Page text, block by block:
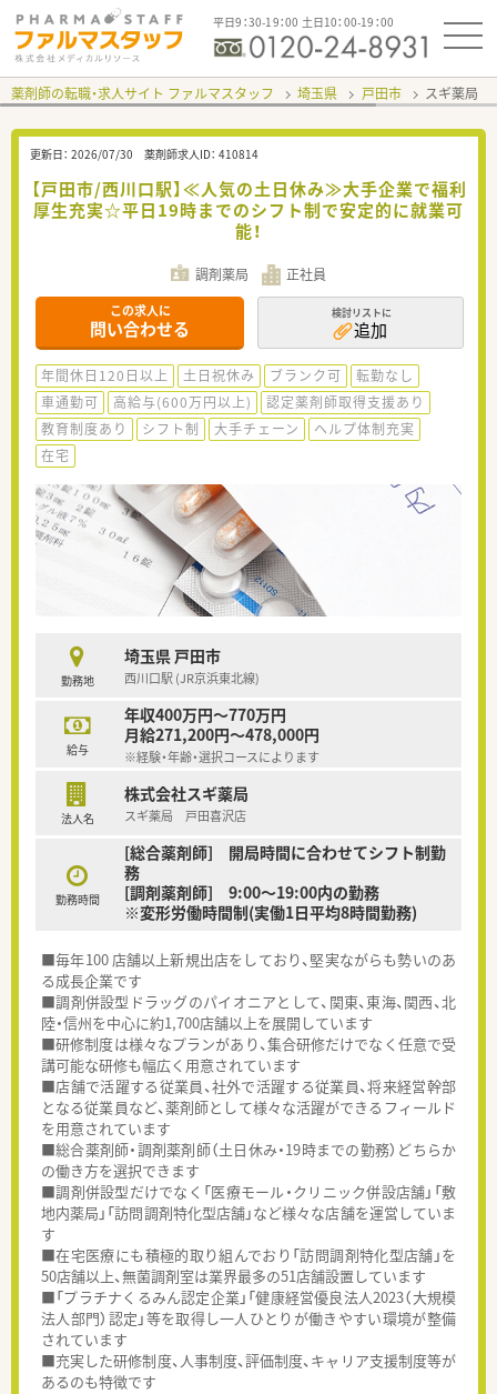
平日9：30-19：00 土日10：00-19：00
薬剤師の転職・求人サイト ファルマスタッフ 埼玉県 戸田市 スギ薬局
更新日： 2026/07/30 薬剤師求人ID： 410814
【戸田市/西川口駅】≪人気の土日休み≫大手企業で福利
厚生充実☆平日19時までのシフト制で安定的に就業可
能！
調剤薬局 正社員
この求人に
問い合わせる
検討リストに
追加
年間休日120日以上 土日祝休み ブランク可
転勤なし
車通勤可
高給与(600万円以上)
認定薬剤師取得支援あり
教育制度あり
シフト制 大手チェーン
ヘルプ体制充実
在宅
勤務地
埼玉県 戸田市
西川口駅 (JR京浜東北線)
給与
年収400万円～770万円
月給271,200円～478,000円
※経験・年齢・選択コースによります
法人名
株式会社スギ薬局
スギ薬局 戸田喜沢店
勤務時間
[総合薬剤師] 開局時間に合わせてシフト制勤
務
[調剤薬剤師] 9:00～19:00内の勤務
※変形労働時間制(実働1日平均8時間勤務)
■毎年100 店舗以上新規出店をしており、堅実ながらも勢いのあ
る成長企業です
■調剤併設型ドラッグのパイオニアとして、関東、東海、関西、北
陸・信州を中心に約1,700店舗以上を展開しています
■研修制度は様々なプランがあり、集合研修だけでなく任意で受
講可能な研修も幅広く用意されています
■店舗で活躍する従業員、社外で活躍する従業員、将来経営幹部
となる従業員など、薬剤師として様々な活躍ができるフィールド
を用意されています
■総合薬剤師・調剤薬剤師（土日休み・19時までの勤務）どちらか
の働き方を選択できます
■調剤併設型だけでなく「医療モール・クリニック併設店舗」「敷
地内薬局」「訪問調剤特化型店舗」など様々な店舗を運営していま
す
■在宅医療にも積極的取り組んでおり「訪問調剤特化型店舗」を
50店舗以上、無菌調剤室は業界最多の51店舗設置しています
■「プラチナくるみん認定企業」「健康経営優良法人2023（大規模
法人部門）認定」等を取得し一人ひとりが働きやすい環境が整備
されています
■充実した研修制度、人事制度、評価制度、キャリア支援制度等が
あるのも特徴です